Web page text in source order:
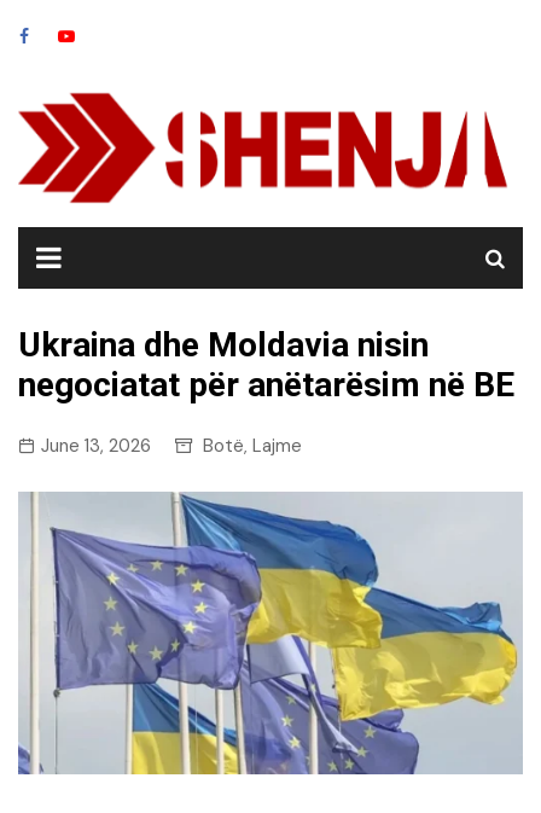
Ukraina dhe Moldavia nisin
negociatat për anëtarësim në BE
June 13, 2026 Botë, Lajme